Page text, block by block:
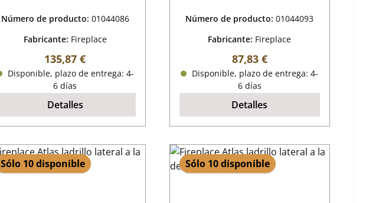
Número de producto: 01044086
Fabricante: Fireplace
Precio normal:
135,87 €
Disponible, plazo de entrega: 4-
6 días
Detalles
Número de producto:01044093
Fabricante: Fireplace
Precio normal:
87,83 €
Disponible, plazo de entrega: 4-
6 días
Detalles
Sólo 10 disponible Sólo 10 disponible